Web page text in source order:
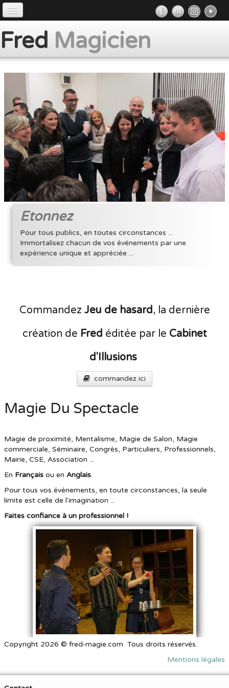
Préface
Presse
Contact
Fred Magicien
Etonnez
Pour tous publics, en toutes circonstances ...
Immortalisez chacun de vos événements par une
expérience unique et appréciée ...
Commandez Jeu de hasard, la dernière
création de Fred éditée par le Cabinet
d'Illusions
commandez ici
Magie Du Spectacle
Magie de proximité, Mentalisme, Magie de Salon, Magie
commerciale, Séminaire, Congrès, Particuliers, Professionnels,
Mairie, CSE, Association ...
En Français ou en Anglais.
Pour tous vos événements, en toute circonstances, la seule
limite est celle de l'imagination ...
Faites confiance à un professionnel !
Copyright 2026 © fred-magie.com Tous droits réservés.
Mentions légales